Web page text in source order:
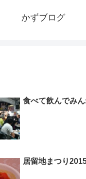
かずブログ
食べて飲んでみん
居留地まつり